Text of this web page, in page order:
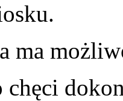
ma